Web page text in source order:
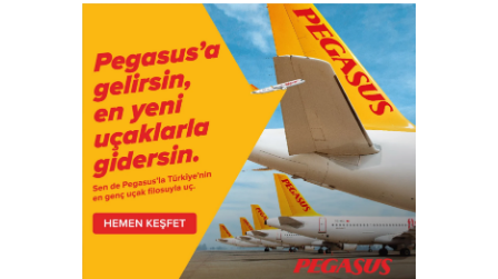
FIRMA HABERLERI • 04 AĞU 2026
TAV
HAVALIMANLARI’NDAN
CAPITAL 500 BAŞARISI!
FIRMA HABERLERI • 23 TEM 2026
SOCAR TÜRKIYE’DEN
İSTANBUL
HAVALIMANI’NDA KRITIK
PROJE HAMLESI